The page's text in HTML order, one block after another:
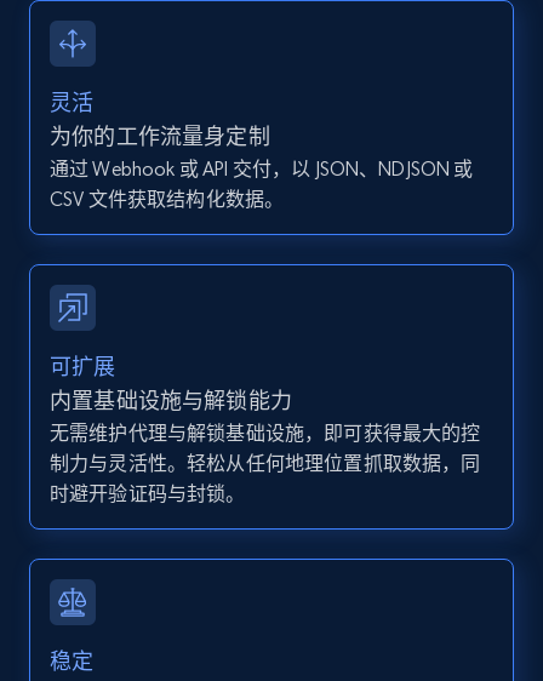
Zillow properties listing information
Zpid, City, State, HomeStatus, Address,
IsListingClaimedByCurrentSignedInUser,
IsCurrentSignedInAgentResponsible, Bedrooms,
and more.
12K+
Zillow properties listing information -
Discover by custom filters - location, home
type and status
Zpid, City, State, HomeStatus, Address,
IsListingClaimedByCurrentSignedInUser,
IsCurrentSignedInAgentResponsible, Bedrooms,
and more.
灵活
为你的工作流量身定制
通过 Webhook 或 API 交付，以 JSON、NDJSON 或
CSV 文件获取结构化数据。
可扩展
内置基础设施与解锁能力
无需维护代理与解锁基础设施，即可获得最大的控
制力与灵活性。轻松从任何地理位置抓取数据，同
时避开验证码与封锁。
稳定